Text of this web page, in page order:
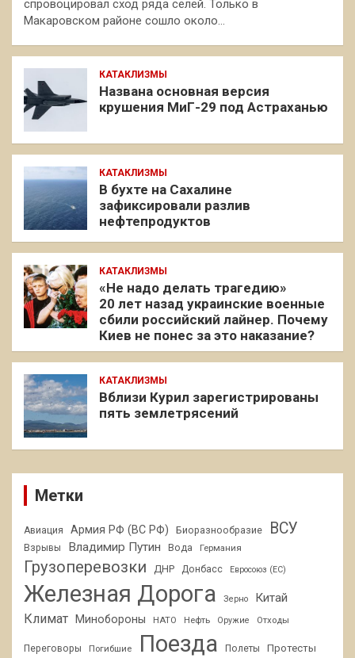
спровоцировал сход ряда селей. Только в
Макаровском районе сошло около…
КАТАКЛИЗМЫ
Названа основная версия
крушения МиГ-29 под Астраханью
КАТАКЛИЗМЫ
В бухте на Сахалине
зафиксировали разлив
нефтепродуктов
КАТАКЛИЗМЫ
«Не надо делать трагедию»
20 лет назад украинские военные
сбили российский лайнер. Почему
Киев не понес за это наказание?
КАТАКЛИЗМЫ
Вблизи Курил зарегистрированы
пять землетрясений
Метки
Авиация Армия РФ (ВС РФ) Биоразнообразие ВСУ
Взрывы Владимир Путин Вода Германия
Грузоперевозки ДНР Донбасс Евросоюз (ЕС)
Железная Дорога Зерно Китай
Климат Минобороны НАТО Нефть Оружие Отходы
Переговоры Погибшие Поезда Полеты Протесты